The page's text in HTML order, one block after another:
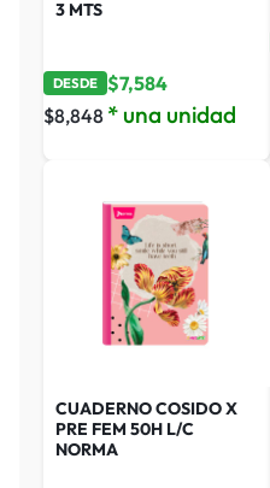
3 MTS
DESDE $7,584
$8,848 * una unidad
CUADERNO COSIDO X
PRE FEM 50H L/C
NORMA